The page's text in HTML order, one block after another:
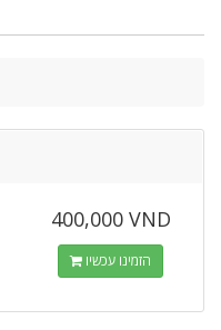
400,000 VND
הזמינו עכשיו